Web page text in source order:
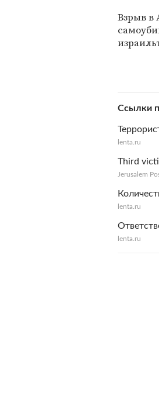
Взрыв в
Ссылки
lenta.ru
Third
Jerusalem
lenta.ru
lenta.ru